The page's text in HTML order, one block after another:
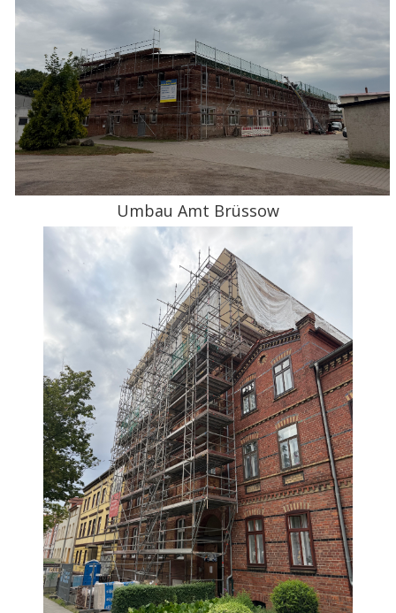
Umbau Amt Brüssow